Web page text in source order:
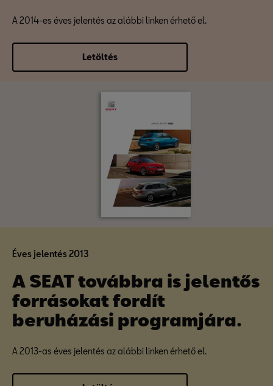
A 2014-es éves jelentés az alábbi linken érhető el.
Letöltés
Éves jelentés 2013
A SEAT továbbra is jelentős
forrásokat fordít
beruházási programjára.
A 2013-as éves jelentés az alábbi linken érhető el.